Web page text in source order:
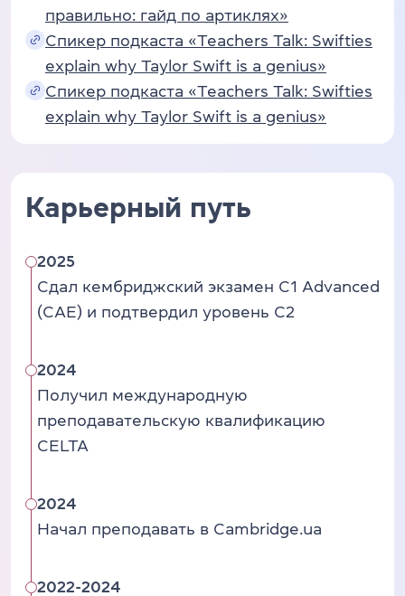
правильно: гайд по артиклях»
Спикер подкаста «Teachers Talk: Swifties
explain why Taylor Swift is a genius»
Спикер подкаста «Teachers Talk: Swifties
explain why Taylor Swift is a genius»
Карьерный путь
2025
Сдал кембриджский экзамен C1 Advanced
(CAE) и подтвердил уровень C2
2024
Получил международную
преподавательскую квалификацию
CELTA
2024
Начал преподавать в Cambridge.ua
2022-2024